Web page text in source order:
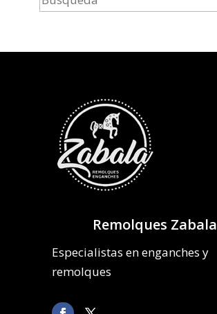
Remolques Zabala
Especialistas en enganches y
remolques